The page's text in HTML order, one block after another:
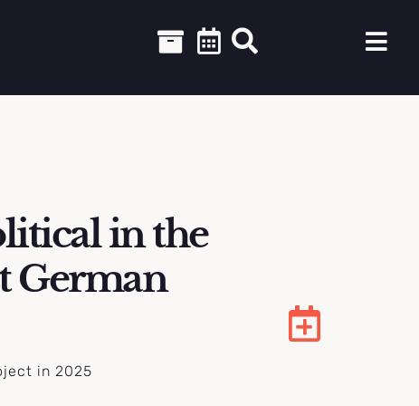
in the
German
in 2025